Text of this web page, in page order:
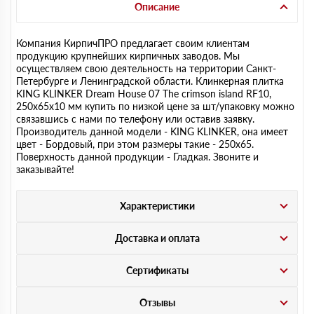
Описание
Компания КирпичПРО предлагает своим клиентам
продукцию крупнейших кирпичных заводов. Мы
осуществляем свою деятельность на территории Санкт-
Петербурге и Ленинградской области. Клинкерная плитка
KING KLINKER Dream House 07 The crimson island RF10,
250х65х10 мм купить по низкой цене за шт/упаковку можно
связавшись с нами по телефону или оставив заявку.
Производитель данной модели - KING KLINKER, она имеет
цвет - Бордовый, при этом размеры такие - 250х65.
Поверхность данной продукции - Гладкая. Звоните и
заказывайте!
Характеристики
Доставка и оплата
Сертификаты
Отзывы